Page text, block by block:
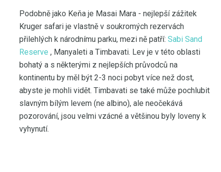
Podobně jako Keňa je Masai Mara - nejlepší zážitek
Kruger safari je vlastně v soukromých rezervách
přilehlých k národnímu parku, mezi ně patří: Sabi Sand
Reserve , Manyaleti a Timbavati. Lev je v této oblasti
bohatý a s některými z nejlepších průvodců na
kontinentu by měl být 2-3 noci pobyt více než dost,
abyste je mohli vidět. Timbavati se také může pochlubit
slavným bílým levem (ne albino), ale neočekává
pozorování, jsou velmi vzácné a většinou byly loveny k
vyhynutí.